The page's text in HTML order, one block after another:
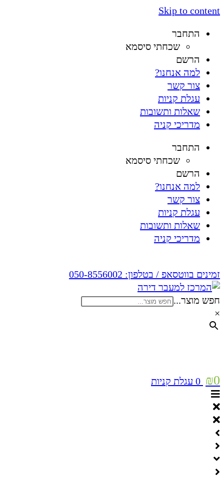
Skip to content
התחבר
שכחתי סיסמא
הרשם
למה אנחנו?
צור קשר
עגלת קניות
שאלות ותשובות
מדריכי קניה
התחבר
שכחתי סיסמא
הרשם
למה אנחנו?
צור קשר
עגלת קניות
שאלות ותשובות
מדריכי קניה
זמינים בווטסאפ / בטלפון: 050-8556002
חפש מוצר...
×
₪0
0 עגלת קניות